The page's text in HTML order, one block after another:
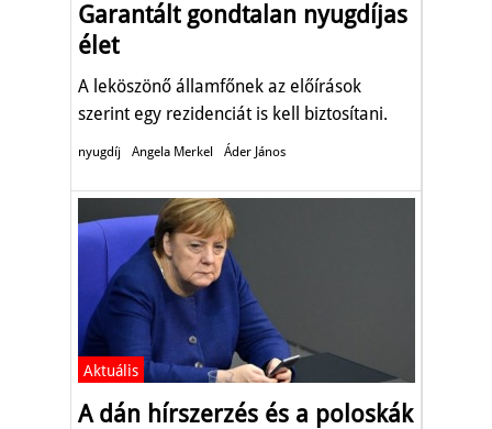
Garantált gondtalan nyugdíjas
élet
A leköszönő államfőnek az előírások
szerint egy rezidenciát is kell biztosítani.
nyugdíj Angela Merkel Áder János
Aktuális
A dán hírszerzés és a poloskák